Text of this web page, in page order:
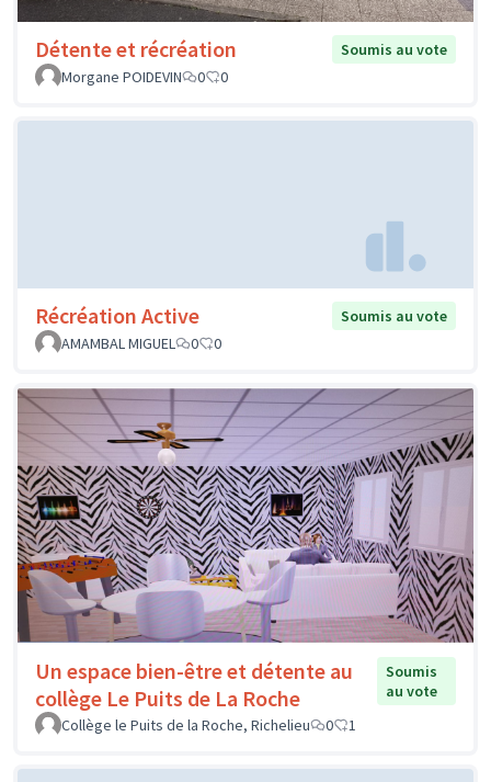
Détente et récréation
Soumis au vote
Morgane POIDEVIN
0 0
Récréation Active
Soumis au vote
AMAMBAL MIGUEL
0 0
Un espace bien-être et détente au
collège Le Puits de La Roche
Soumis
au vote
Collège le Puits de la Roche, Richelieu
0 1